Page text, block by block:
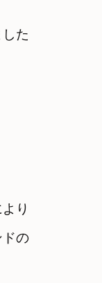
た
り
の